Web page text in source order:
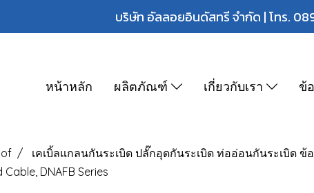
บริษัท อัลลอยอินดัสทรี จำกัด | โทร.
หน้าหลัก ผลิตภัณฑ์ เกี่ยวกับเรา ข้
เคเบิ้ลแกลนกันระเบิด ปลั๊กอุดกันระเบิด ท่ออ่อนกันระเบิด ข้
DNAFB Series